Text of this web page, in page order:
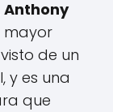
Anthony
mayor
de un
y es una
que